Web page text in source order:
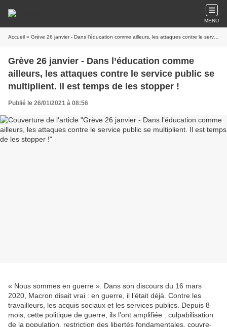
MENU
Accueil » Grève 26 janvier - Dans l’éducation comme ailleurs, les attaques contre le service public se multiplient. Il est temps de les stopper !
Grève 26 janvier - Dans l’éducation comme
ailleurs, les attaques contre le service public se
multiplient. Il est temps de les stopper !
Publié le 26/01/2021 à 08:56
« Nous sommes en guerre ». Dans son discours du 16 mars
2020, Macron disait vrai : en guerre, il l’était déjà. Contre les
travailleurs, les acquis sociaux et les services publics. Depuis 8
mois, cette politique de guerre, ils l’ont amplifiée : culpabilisation
de la population, restriction des libertés fondamentales, couvre-